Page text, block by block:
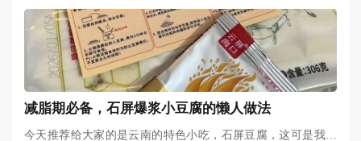
减脂期必备，石屏爆浆小豆腐的懒人做法
今天推荐给大家的是云南的特色小吃，石屏豆腐，这可是我自